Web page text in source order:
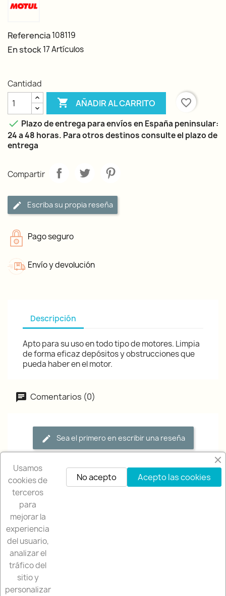
Referencia108119
En stock17 Artículos
Cantidad
 AÑADIR AL CARRITO
favorite_border
 Plazo de entrega para envíos en España peninsular:
24 a 48 horas. Para otros destinos consulte el plazo de
entrega
Compartir
Escriba su propia reseña
Pago seguro
Envío y devolución
Descripción
Apto para su uso en todo tipo de motores. Limpia
de forma eficaz depósitos y obstrucciones que
pueda haber en el motor.
Comentarios (0)
Sea el primero en escribir una reseña
NUESTRA EMPRESA
NUESTRA TIENDA
SU CUENTA
Usamos
cookies de
terceros
para
mejorar la
experiencia
del usuario,
analizar el
tráfico del
sitio y
personalizar
Acepto las cookies
No acepto